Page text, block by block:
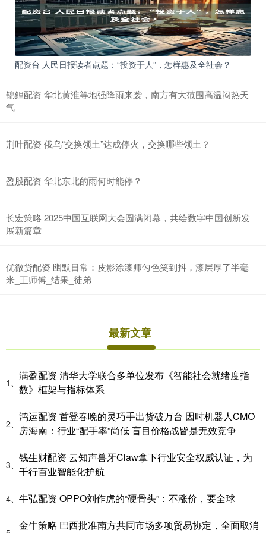
配资台 人民日报读者点题：“投资于人”，怎样惠及全社会？
锦鲤配资 华北黄淮等地强降雨来袭，南方有大范围高温闷热天
气
荆叶配资 俄乌“交换领土”达成停火，交换哪些领土？
盈股配资 华北东北的雨何时能停？
长宏策略 2025中国互联网大会圆满闭幕，共绘数字中国创新发
展新篇章
优微贷配资 幽默日常：皮影涂漆师匀色笑到抖，漆层厚了半毫
米_王师傅_结果_徒弟
最新文章
1、
满盈配资 清华大学联合多单位发布《智能社会就绪度指
数》框架与指标体系
2、
鸿运配资 首登春晚的灵巧手出货破万台 因时机器人CMO
房海南：行业“配手率”尚低 盲目价格战皆是无效竞争
3、
钱生财配资 云知声兽牙Claw拿下行业安全权威认证，为
千行百业智能化护航
4、 牛弘配资 OPPO刘作虎的“硬骨头”：不涨价，要全球
金牛策略 巴西批准南方共同市场多项贸易协定，全面取消